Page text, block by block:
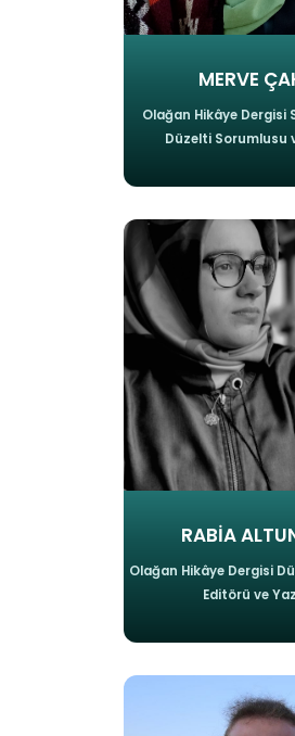
MERVE
Olağan Hikâye Dergisi
Düzelti Sorumlusu
RABİA
Olağan Hikâye Dergisi
Editörü ve